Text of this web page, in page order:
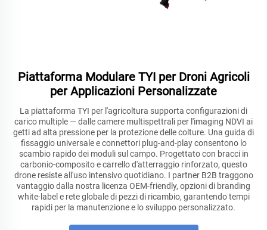
Piattaforma Modulare TYI per Droni Agricoli
per Applicazioni Personalizzate
La piattaforma TYI per l'agricoltura supporta configurazioni di
carico multiple — dalle camere multispettrali per l'imaging NDVI ai
getti ad alta pressione per la protezione delle colture. Una guida di
fissaggio universale e connettori plug-and-play consentono lo
scambio rapido dei moduli sul campo. Progettato con bracci in
carbonio-composito e carrello d'atterraggio rinforzato, questo
drone resiste all'uso intensivo quotidiano. I partner B2B traggono
vantaggio dalla nostra licenza OEM-friendly, opzioni di branding
white-label e rete globale di pezzi di ricambio, garantendo tempi
rapidi per la manutenzione e lo sviluppo personalizzato.